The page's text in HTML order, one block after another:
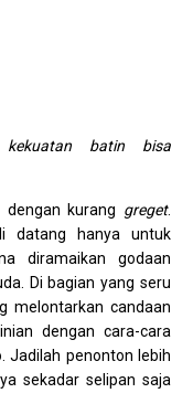
kekuatan batin bisa
kurang greget.
datang hanya untuk
diramaikan godaan
Di bagian yang seru
melontarkan candaan
dengan cara-cara
Jadilah penonton lebih
sekadar selipan saja